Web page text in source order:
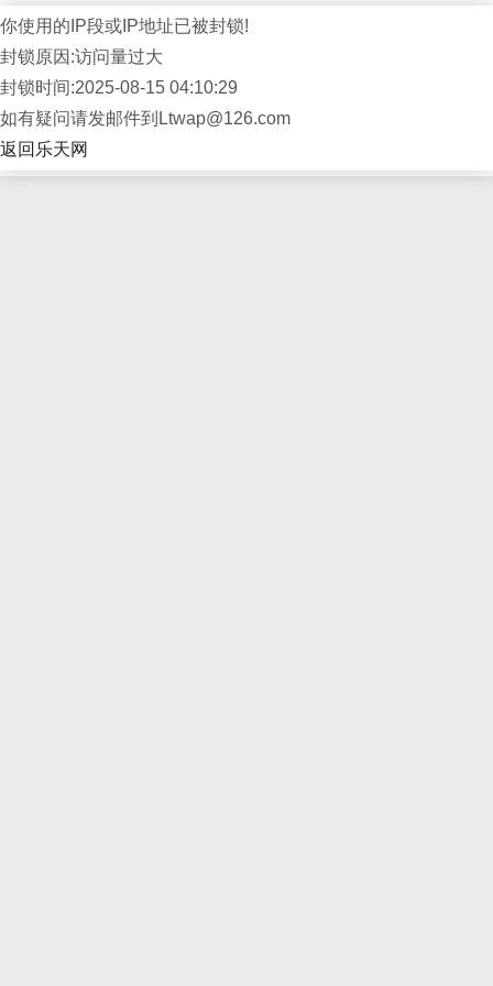
你使用的IP段或IP地址已被封锁!
封锁原因:访问量过大
封锁时间:2025-08-15 04:10:29
如有疑问请发邮件到Ltwap@126.com
返回乐天网